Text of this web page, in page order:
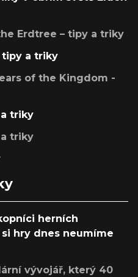
Erdtree – tipy a triky
tipy a triky
of the Kingdom -
triky
triky
herních
hry dnes neumíme
vývojář, který 40